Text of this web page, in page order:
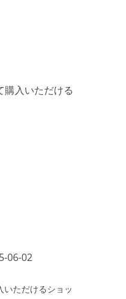
入いただける
06-02
ただけるショッ